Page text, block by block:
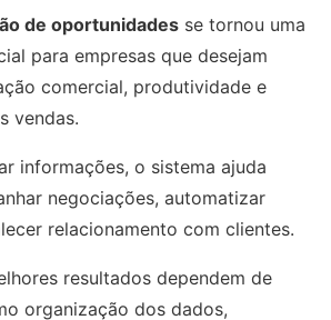
de oportunidades se tornou uma
para empresas que desejam
comercial, produtividade e
vendas.
informações, o sistema ajuda
negociações, automatizar
relacionamento com clientes.
resultados dependem de
organização dos dados,